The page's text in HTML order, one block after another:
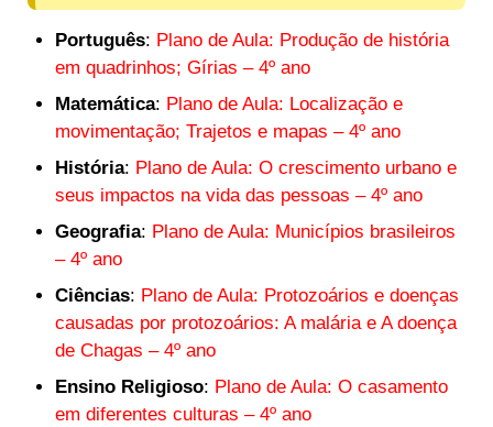
Português: Plano de Aula: Produção de história
em quadrinhos; Gírias – 4º ano
Matemática: Plano de Aula: Localização e
movimentação; Trajetos e mapas – 4º ano
História: Plano de Aula: O crescimento urbano e
seus impactos na vida das pessoas – 4º ano
Geografia: Plano de Aula: Municípios brasileiros
– 4º ano
Ciências: Plano de Aula: Protozoários e doenças
causadas por protozoários: A malária e A doença
de Chagas – 4º ano
Ensino Religioso: Plano de Aula: O casamento
em diferentes culturas – 4º ano